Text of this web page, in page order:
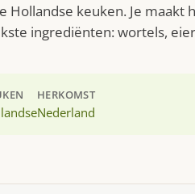
keuken. Je maakt
ingrediënten: wortels,
HERKOMST
Nederland